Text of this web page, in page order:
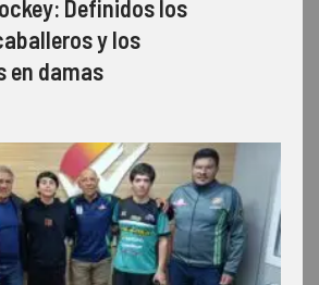
Definidos los
y los
en damas